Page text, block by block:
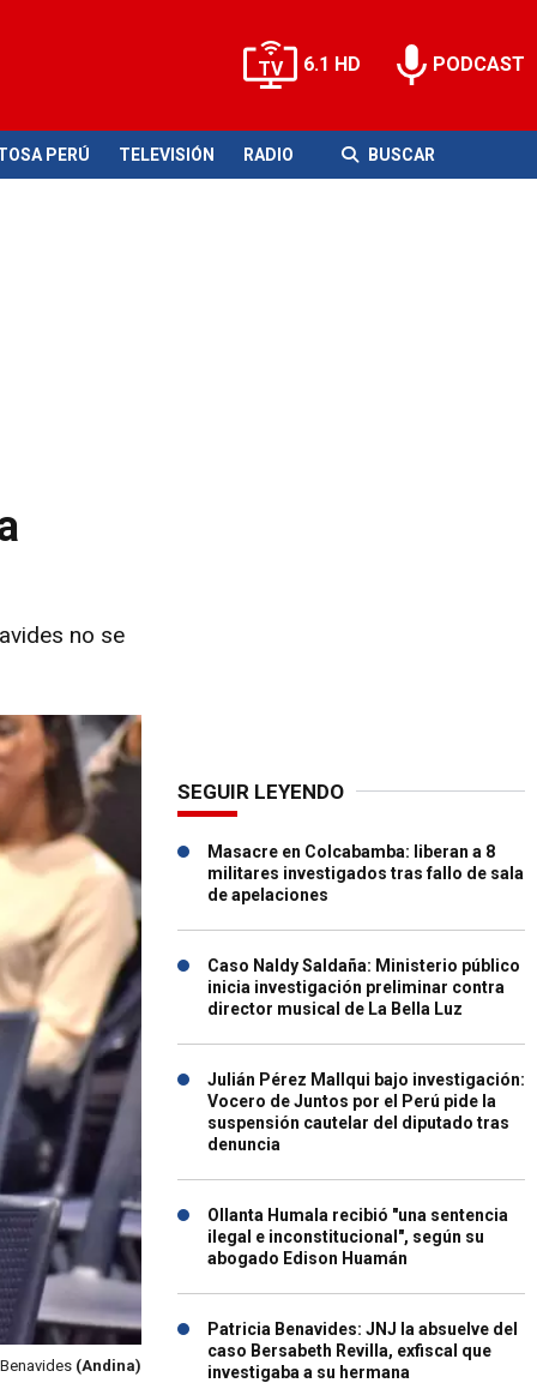
6.1 HD PODCAST
PERÚ TELEVISIÓN RADIO BUSCAR
no se
(Andina)
SEGUIR LEYENDO
Masacre en Colcabamba: liberan a 8
militares investigados tras fallo de sala
de apelaciones
Caso Naldy Saldaña: Ministerio público
inicia investigación preliminar contra
director musical de La Bella Luz
Julián Pérez Mallqui bajo investigación:
Vocero de Juntos por el Perú pide la
suspensión cautelar del diputado tras
denuncia
Ollanta Humala recibió "una sentencia
ilegal e inconstitucional", según su
abogado Edison Huamán
Patricia Benavides: JNJ la absuelve del
caso Bersabeth Revilla, exfiscal que
investigaba a su hermana